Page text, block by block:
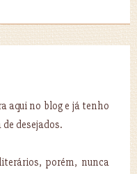
aqui no blog e já tenho
desejados.
porém, nunca